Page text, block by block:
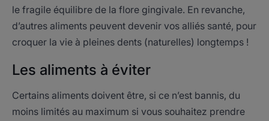
le fragile équilibre de la flore gingivale. En revanche,
d’autres aliments peuvent devenir vos alliés santé, pour
croquer la vie à pleines dents (naturelles) longtemps !
Les aliments à éviter
Certains aliments doivent être, si ce n’est bannis, du
moins limités au maximum si vous souhaitez prendre